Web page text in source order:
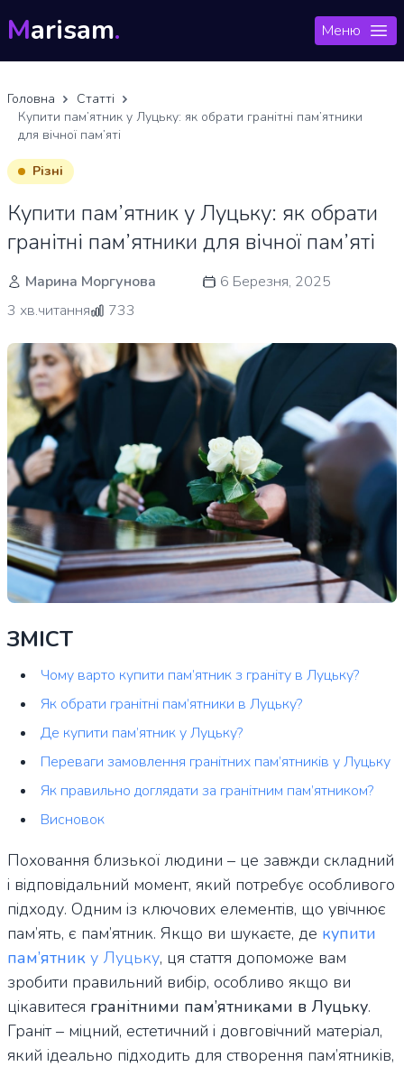
Marisam. Меню
Головна
Статті
Купити пам’ятник у Луцьку: як обрати гранітні пам’ятники
для вічної пам’яті
Різні
Купити пам’ятник у Луцьку: як обрати
гранітні пам’ятники для вічної пам’яті
Марина Моргунова
6 Березня, 2025
3 хв.читання
733
ЗМІСТ
Чому варто купити пам’ятник з граніту в Луцьку?
Як обрати гранітні пам’ятники в Луцьку?
Де купити пам’ятник у Луцьку?
Переваги замовлення гранітних пам’ятників у Луцьку
Як правильно доглядати за гранітним пам’ятником?
Висновок
Поховання близької людини – це завжди складний
і відповідальний момент, який потребує особливого
підходу. Одним із ключових елементів, що увічнює
пам’ять, є пам’ятник. Якщо ви шукаєте, де купити
пам’ятник у Луцьку, ця стаття допоможе вам
зробити правильний вибір, особливо якщо ви
цікавитеся гранітними пам’ятниками в Луцьку.
Граніт – міцний, естетичний і довговічний матеріал,
який ідеально підходить для створення пам’ятників,